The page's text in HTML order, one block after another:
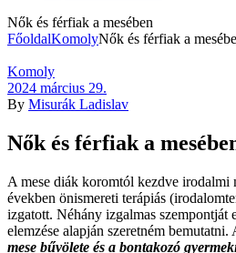
Nők és férfiak a mesében
FőoldalKomolyNők és férfiak a
Kategóriák
Komoly
2024 március 29.
By Misurák Ladislav
Nők és férfiak a
A mese diák koromtól kezdve irodalmi
években önismereti terápiás
izgatott. Néhány izgalmas szempontját
elemzése alapján szeretném bemutatni.
mese bűvölete és a bontakozó